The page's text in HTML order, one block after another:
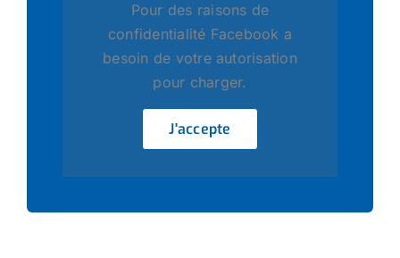
Pour des raisons de
confidentialité Facebook a
besoin de votre autorisation
pour charger.
J'accepte